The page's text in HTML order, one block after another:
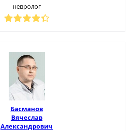
невролог
Басманов
Вячеслав
Александрович